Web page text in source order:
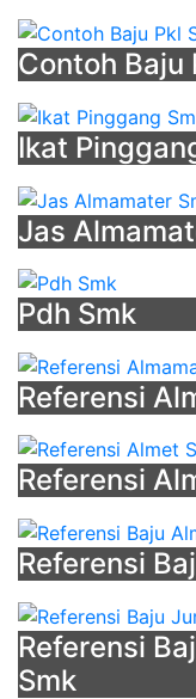
Contoh Baju
Ikat
Jas
Pdh Smk
Referensi
Referensi
Referensi
Referensi
Smk